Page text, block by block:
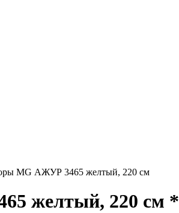
MG АЖУР 3465 желтый, 220 см
желтый, 220 см *